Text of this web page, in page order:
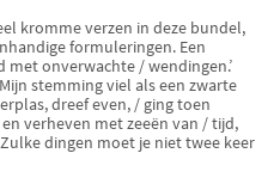
kromme verzen in deze bundel,
formuleringen. Een
met onverwachte / wendingen.’
stemming viel als een zwarte
dreef even, / ging toen
en verheven met zeeën van / tijd,
dingen moet je niet twee keer